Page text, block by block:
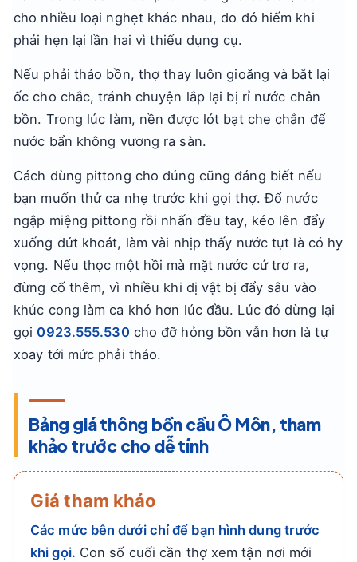
cho nhiều loại nghẹt khác nhau, do đó hiếm khi
phải hẹn lại lần hai vì thiếu dụng cụ.
Nếu phải tháo bồn, thợ thay luôn gioăng và bắt lại
ốc cho chắc, tránh chuyện lắp lại bị rỉ nước chân
bồn. Trong lúc làm, nền được lót bạt che chắn để
nước bẩn không vương ra sàn.
Cách dùng pittong cho đúng cũng đáng biết nếu
bạn muốn thử ca nhẹ trước khi gọi thợ. Đổ nước
ngập miệng pittong rồi nhấn đều tay, kéo lên đẩy
xuống dứt khoát, làm vài nhịp thấy nước tụt là có hy
vọng. Nếu thọc một hồi mà mặt nước cứ trơ ra,
đừng cố thêm, vì nhiều khi dị vật bị đẩy sâu vào
khúc cong làm ca khó hơn lúc đầu. Lúc đó dừng lại
gọi 0923.555.530 cho đỡ hỏng bồn vẫn hơn là tự
xoay tới mức phải tháo.
Bảng giá thông bồn cầu Ô Môn, tham
khảo trước cho dễ tính
Giá tham khảo
Các mức bên dưới chỉ để bạn hình dung trước
khi gọi. Con số cuối cần thợ xem tận nơi mới